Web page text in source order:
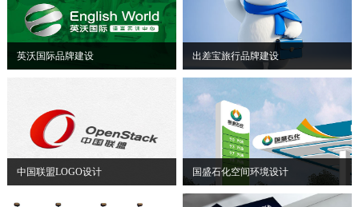
英沃国际品牌建设 出差宝旅行品牌建设
中国联盟LOGO设计 国盛石化空间环境设计